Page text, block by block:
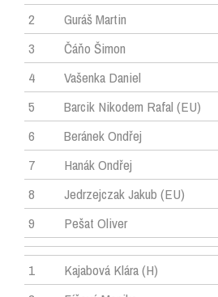
2
Guráš Martin
3
Čáňo Šimon
4
Vašenka Daniel
5
Barcik Nikodem Rafal (EU)
6
Beránek Ondřej
7
Hanák Ondřej
8
Jedrzejczak Jakub (EU)
9
Pešat Oliver
1 Kajabová Klára (H)